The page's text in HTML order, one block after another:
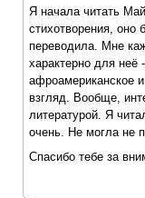
Я начала читать
стихотворения, оно
переводила. Мне
характерно для неё
афроамериканское
взгляд. Вообще,
литературой. Я
очень. Не могла не
Спасибо тебе за